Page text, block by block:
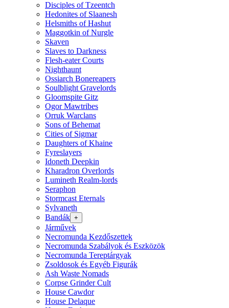
Disciples of Tzeentch
Hedonites of Slaanesh
Helsmiths of Hashut
Maggotkin of Nurgle
Skaven
Slaves to Darkness
Flesh-eater Courts
Nighthaunt
Ossiarch Bonereapers
Soulblight Gravelords
Gloomspite Gitz
Ogor Mawtribes
Orruk Warclans
Sons of Behemat
Cities of Sigmar
Daughters of Khaine
Fyreslayers
Idoneth Deepkin
Kharadron Overlords
Lumineth Realm-lords
Seraphon
Stormcast Eternals
Sylvaneth
Bandák +
Járművek
Necromunda Kezdőszettek
Necromunda Szabályok és Eszközök
Necromunda Tereptárgyak
Zsoldosok és Egyéb Figurák
Ash Waste Nomads
Corpse Grinder Cult
House Cawdor
House Delaque